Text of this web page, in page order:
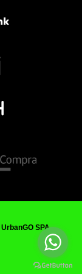
UrbanGO SPA.